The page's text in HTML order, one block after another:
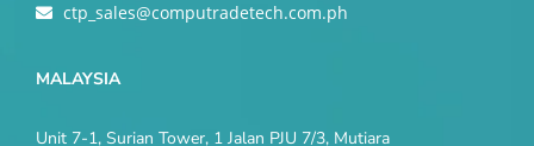
ctp_sales@computradetech.com.ph
MALAYSIA
Unit 7-1, Surian Tower, 1 Jalan PJU 7/3, Mutiara